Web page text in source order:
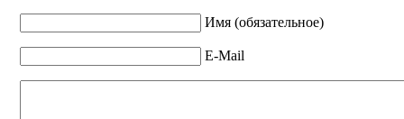
Имя (обязательное)
E-Mail